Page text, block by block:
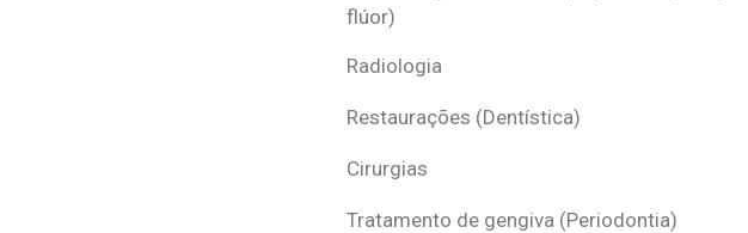
flúor)
Radiologia
Restaurações (Dentística)
Cirurgias
Tratamento de gengiva (Periodontia)